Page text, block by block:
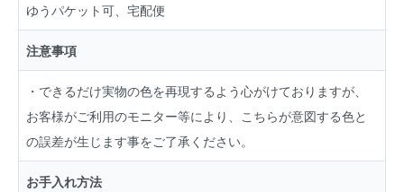
ゆうパケット可、宅配便
注意事項
・できるだけ実物の色を再現するよう心がけておりますが、
お客様がご利用のモニター等により、こちらが意図する色と
の誤差が生じます事をご了承ください。
お手入れ方法